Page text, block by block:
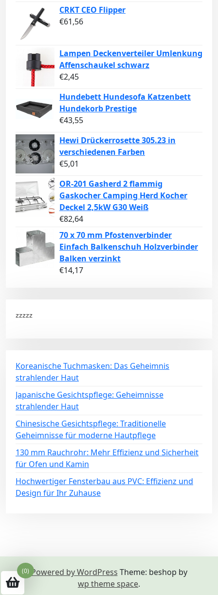
CRKT CEO Flipper
€61,56
Lampen Deckenverteiler Umlenkung
Affenschaukel schwarz
€2,45
Hundebett Hundesofa Katzenbett
Hundekorb Prestige
€43,55
Hewi Drückerrosette 305.23 in
verschiedenen Farben
€5,01
OR-201 Gasherd 2 flammig
Gaskocher Camping Herd Kocher
Deckel 2,5kW G30 Weiß
€82,64
70 x 70 mm Pfostenverbinder
Einfach Balkenschuh Holzverbinder
Balken verzinkt
€14,17
zzzzz
Koreanische Tuchmasken: Das Geheimnis
strahlender Haut
Japanische Gesichtspflege: Geheimnisse
strahlender Haut
Chinesische Gesichtspflege: Traditionelle
Geheimnisse für moderne Hautpflege
130 mm Rauchrohr: Mehr Effizienz und Sicherheit
für Ofen und Kamin
Hochwertiger Fensterbau aus PVC: Effizienz und
Design für Ihr Zuhause
Powered by WordPress Theme: beshop by
wp theme space.
(0)